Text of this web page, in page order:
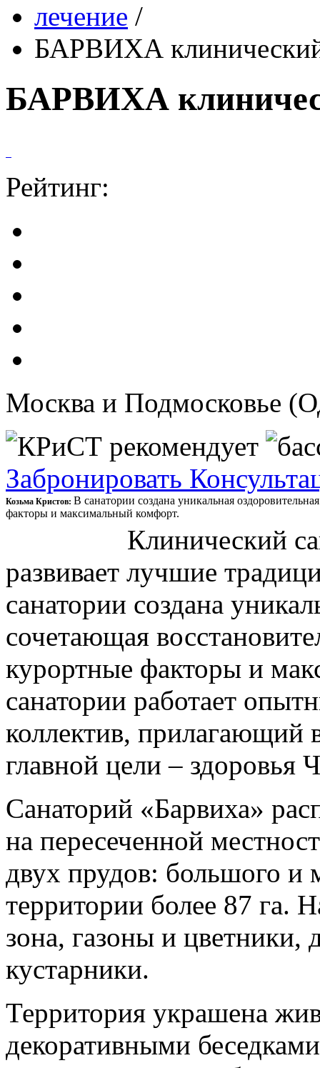
лечение /
БАРВИХА
БАРВИХА
Рейтинг:
Москва и Подмосковье
Забронировать
Козьма Кристов: В санатории создана уникальная
факторы и максимальный комфорт.
Клинический
развивает лучшие
санатории создана
сочетающая
курортные факторы и
санатории работает
коллектив, прилагающий
главной цели – здоровья
Санаторий «Барвиха»
на пересеченной
двух прудов: большого
территории более 87 га.
зона, газоны и цветники,
кустарники.
Территория украшена
декоративными